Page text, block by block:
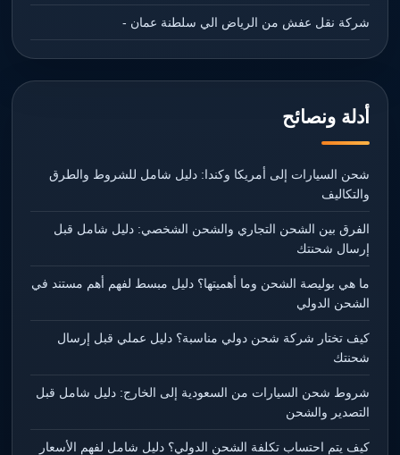
شركة نقل عفش من الرياض الي سلطنة عمان -
أدلة ونصائح
شحن السيارات إلى أمريكا وكندا: دليل شامل للشروط والطرق
والتكاليف
الفرق بين الشحن التجاري والشحن الشخصي: دليل شامل قبل
إرسال شحنتك
ما هي بوليصة الشحن وما أهميتها؟ دليل مبسط لفهم أهم مستند في
الشحن الدولي
كيف تختار شركة شحن دولي مناسبة؟ دليل عملي قبل إرسال
شحنتك
شروط شحن السيارات من السعودية إلى الخارج: دليل شامل قبل
التصدير والشحن
كيف يتم احتساب تكلفة الشحن الدولي؟ دليل شامل لفهم الأسعار